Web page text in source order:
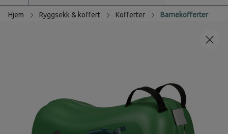
Hjem Ryggsekk & koffert Kofferter Barnekofferter